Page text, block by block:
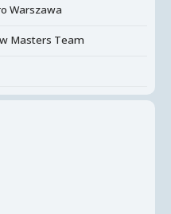
Warszawa
Masters Team